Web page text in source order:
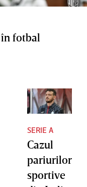
fotbal
SERIE A
Cazul
pariurilor
sportive